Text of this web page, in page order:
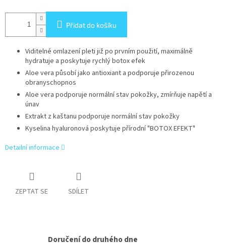
Přidat do košíku
Viditelné omlazení pleti již po prvním použití, maximálně
hydratuje a poskytuje rychlý botox efek
Aloe vera působí jako antioxiant a podporuje přirozenou
obranyschopnos
Aloe vera podporuje normální stav pokožky, zmírňuje napětí a
únav
Extrakt z kaštanu podporuje normální stav pokožky
Kyselina hyaluronová poskytuje přírodní "BOTOX EFEKT"
Detailní informace
ZEPTAT SE SDÍLET
Doručení do druhého dne